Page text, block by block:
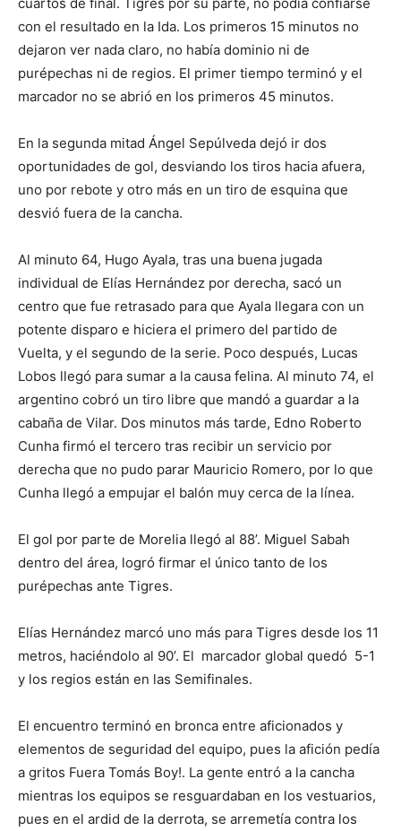
con el resultado en la Ida. Los primeros 15 minutos no
dejaron ver nada claro, no había dominio ni de
purépechas ni de regios. El primer tiempo terminó y el
marcador no se abrió en los primeros 45 minutos.
En la segunda mitad Ángel Sepúlveda dejó ir dos
oportunidades de gol, desviando los tiros hacia afuera,
uno por rebote y otro más en un tiro de esquina que
desvió fuera de la cancha.
Al minuto 64, Hugo Ayala, tras una buena jugada
individual de Elías Hernández por derecha, sacó un
centro que fue retrasado para que Ayala llegara con un
potente disparo e hiciera el primero del partido de
Vuelta, y el segundo de la serie. Poco después, Lucas
Lobos llegó para sumar a la causa felina. Al minuto 74, el
argentino cobró un tiro libre que mandó a guardar a la
cabaña de Vilar. Dos minutos más tarde, Edno Roberto
Cunha firmó el tercero tras recibir un servicio por
derecha que no pudo parar Mauricio Romero, por lo que
Cunha llegó a empujar el balón muy cerca de la línea.
El gol por parte de Morelia llegó al 88’. Miguel Sabah
dentro del área, logró firmar el único tanto de los
purépechas ante Tigres.
Elías Hernández marcó uno más para Tigres desde los 11
metros, haciéndolo al 90’. El marcador global quedó 5-1
y los regios están en las Semifinales.
El encuentro terminó en bronca entre aficionados y
elementos de seguridad del equipo, pues la afición pedía
a gritos Fuera Tomás Boy!. La gente entró a la cancha
mientras los equipos se resguardaban en los vestuarios,
pues en el ardid de la derrota, se arremetía contra los